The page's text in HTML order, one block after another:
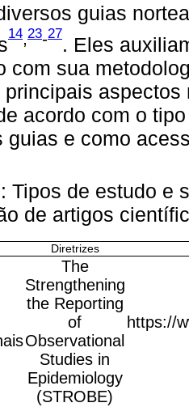
guias
14 23-27
. Eles
com sua
principais
acordo com o
guias e como
: Tipos de estudo e
de artigos
Diretrizes
The
Strengthening
the Reporting
of
Observational
Studies in
Epidemiology
(STROBE)
https://